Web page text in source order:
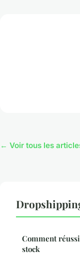
← Voir tous les
Comment
stock